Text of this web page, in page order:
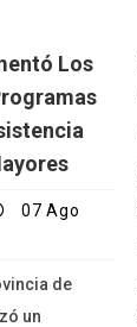
Los
07 Ago
de
un